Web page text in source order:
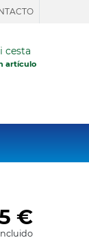
cesta
artículo
€